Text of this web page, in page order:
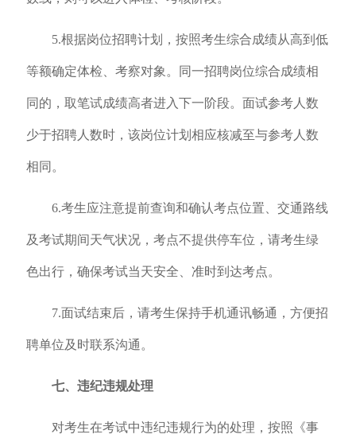
5.根据岗位招聘计划，按照考生综合成绩从高到低
等额确定体检、考察对象。同一招聘岗位综合成绩相
同的，取笔试成绩高者进入下一阶段。面试参考人数
少于招聘人数时，该岗位计划相应核减至与参考人数
相同。
6.考生应注意提前查询和确认考点位置、交通路线
及考试期间天气状况，考点不提供停车位，请考生绿
色出行，确保考试当天安全、准时到达考点。
7.面试结束后，请考生保持手机通讯畅通，方便招
聘单位及时联系沟通。
七、违纪违规处理
对考生在考试中违纪违规行为的处理，按照《事